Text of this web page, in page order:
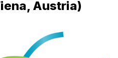
Austria)